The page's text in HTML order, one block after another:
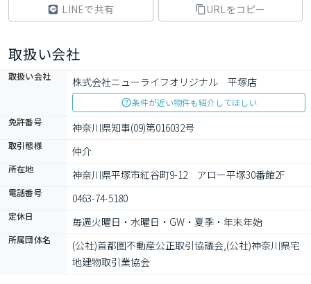
LINEで共有
URLをコピー
取扱い会社
取扱い会社 株式会社ニューライフオリジナル　平塚店
条件が近い物件も紹介してほしい
免許番号
神奈川県知事(09)第016032号
取引態様 仲介
所在地 神奈川県平塚市紅谷町9-12　アロー平塚30番館2F
電話番号 0463-74-5180
定休日 毎週火曜日・水曜日・GW・夏季・年末年始
所属団体名
(公社)首都圏不動産公正取引協議会,(公社)神奈川県宅
地建物取引業協会